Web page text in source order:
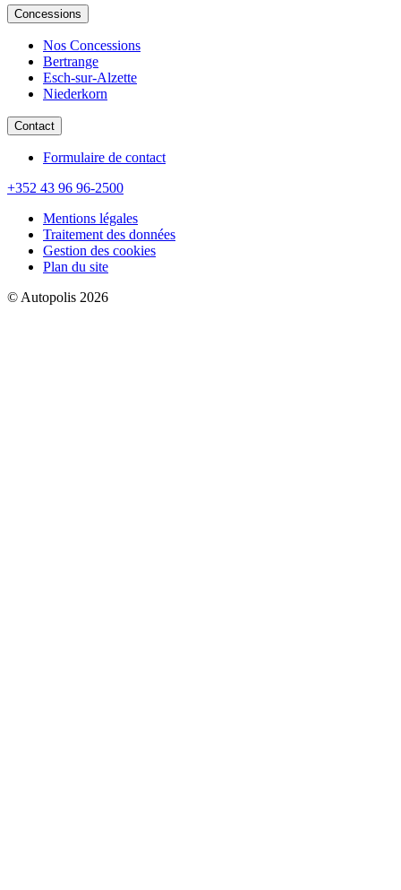
Concessions
Nos Concessions
Bertrange
Esch-sur-Alzette
Niederkorn
Contact
Formulaire de contact
+352 43 96 96-2500
Mentions légales
Traitement des données
Gestion des cookies
Plan du site
© Autopolis 2026